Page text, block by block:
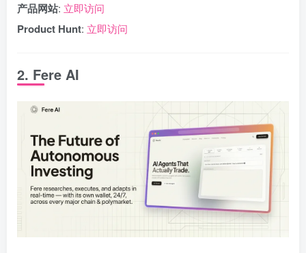
产品网站: 立即访问
Product Hunt: 立即访问
2. Fere AI